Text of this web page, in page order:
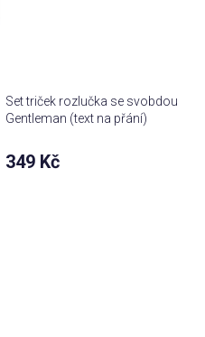
Set triček rozlučka se svobdou
Gentleman (text na přání)
349 Kč